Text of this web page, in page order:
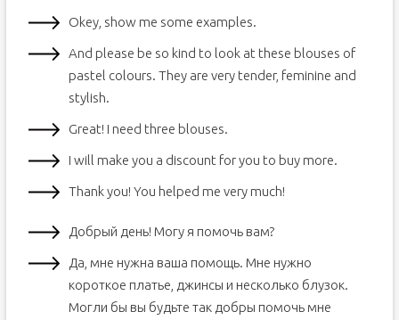
Okey, show me some examples.
And please be so kind to look at these blouses of
pastel colours. They are very tender, feminine and
stylish.
Great! I need three blouses.
I will make you a discount for you to buy more.
Thank you! You helped me very much!
Добрый день! Могу я помочь вам?
Да, мне нужна ваша помощь. Мне нужно
короткое платье, джинсы и несколько блузок.
Могли бы вы будьте так добры помочь мне